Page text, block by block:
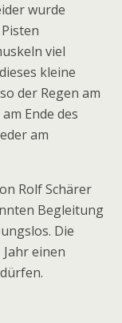
wurde
viel
kleine
der Regen am
Ende des
am
Rolf Schärer
Begleitung
Die
einen